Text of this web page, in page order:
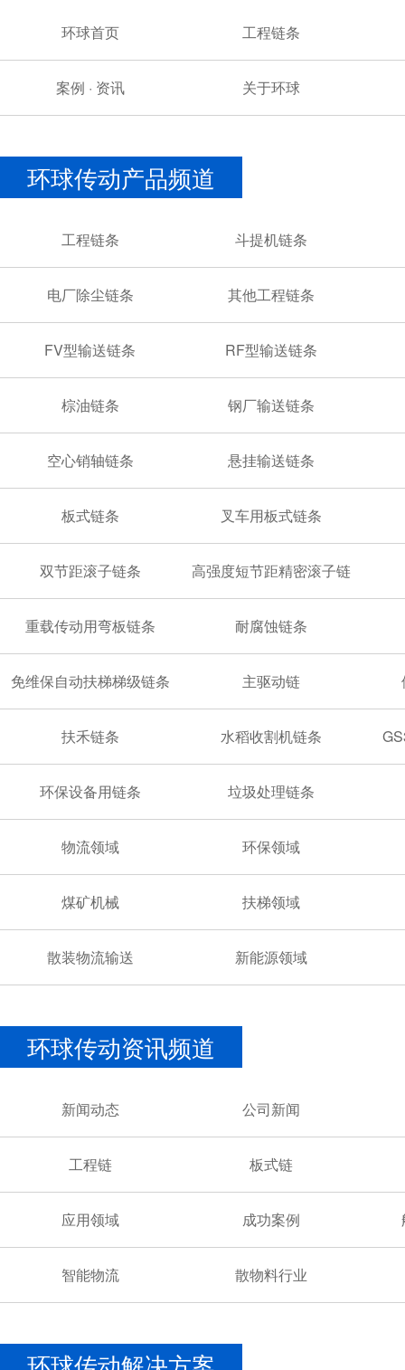
环球首页 工程链条
案例 · 资讯 关于环球
环球传动产品频道
工程链条 斗提机链条
电厂除尘链条 其他工程链条
FV型输送链条 RF型输送链条
棕油链条 钢厂输送链条
空心销轴链条 悬挂输送链条
板式链条 叉车用板式链条
双节距滚子链条 高强度短节距精密滚子链
重载传动用弯板链条 耐腐蚀链条
免维保自动扶梯梯级链条 主驱动链
扶禾链条 水稻收割机链条
环保设备用链条 垃圾处理链条
物流领域 环保领域
煤矿机械 扶梯领域
散装物流输送 新能源领域
环球传动资讯频道
新闻动态 公司新闻
工程链 板式链
应用领域 成功案例
智能物流 散物料行业